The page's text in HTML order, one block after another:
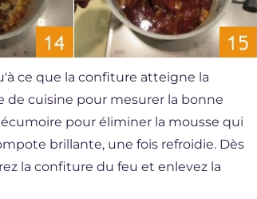
ce que la confiture atteigne la
cuisine pour mesurer la bonne
pour éliminer la mousse qui
brillante, une fois refroidie. Dès
la confiture du feu et enlevez la